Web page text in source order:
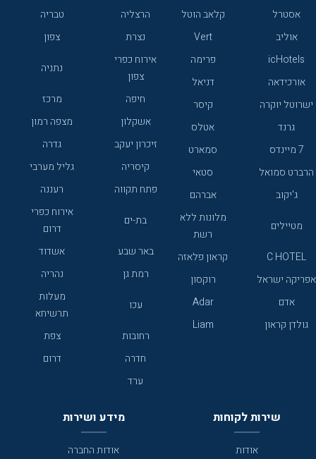
אסטרל
קלאב הוטל
אוליב
Vert
icHotels
פרימה
אורכידאה
דניאל
ישרוטל יוקרה
קיסר
גרנד
אטלס
7 מיינדס
סמארט
הרברט סמואל
סטאי
ג'יקוב
אברהם
מטיילים
מלונות ללא
רשת
C HOTEL
קראון פלאזה
אפריקה ישראל
רוקסון
אדם
Adar
גולדן קראון
Liam
הרצליה
טבריה
נצרת
צפון
אירוח כפרי
צפון
נתניה
חיפה
מרכז
אשקלון
מצפה רמון
זיכרון יעקב
גדרה
קיסריה
גליל מערבי
פתח תקווה
רעננה
בת-ים
אירוח כפרי
דרום
באר שבע
אשדוד
רמת גן
נהריה
עכו
מעלות
תרשיחא
רחובות
צפת
חדרה
דרום
ערד
שירות לקוחות
אודות
מידע ושירות
אודות החברה